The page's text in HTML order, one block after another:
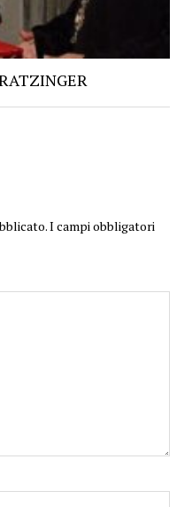
I campi obbligatori